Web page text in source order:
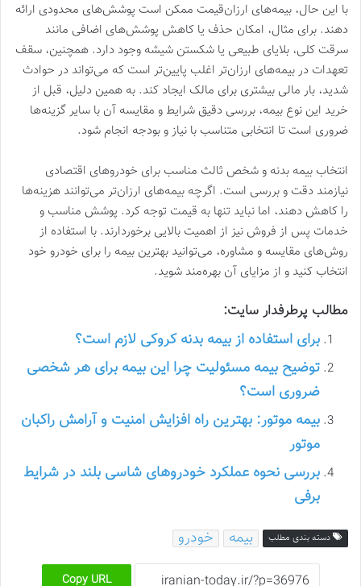
با این حال، بیمه‌های ارزان‌قیمت ممکن است پوشش‌های محدودی ارائه
دهند. برای مثال، امکان حذف یا کاهش پوشش‌های اضافی مانند
سرقت کلی، بلایای طبیعی یا شکستن شیشه وجود دارد. همچنین، سقف
تعهدات در بیمه‌های ارزان‌تر اغلب پایین‌تر است که می‌تواند در حوادث
شدید، بار مالی بیشتری برای مالک ایجاد کند. به همین دلیل، قبل از
خرید این نوع بیمه، بررسی دقیق شرایط و مقایسه آن با سایر گزینه‌ها
ضروری است تا انتخابی متناسب با نیاز و بودجه انجام شود.
انتخاب بیمه بدنه و شخص ثالث مناسب برای خودروهای اقتصادی
نیازمند دقت و بررسی است. اگرچه بیمه‌های ارزان‌تر می‌توانند هزینه‌ها
را کاهش دهند، اما نباید تنها به قیمت توجه کرد. پوشش مناسب و
خدمات پس از فروش نیز از اهمیت بالایی برخوردارند. با استفاده از
روش‌های مقایسه و مشاوره، می‌توانید بهترین بیمه را برای خودرو خود
انتخاب کنید و از مزایای آن بهره‌مند شوید.
مطالب پرطرفدار سایت:
برای استفاده از بیمه بدنه کروکی لازم است؟
توضیح بیمه مسئولیت چرا این بیمه برای هر شخصی
ضروری است؟
بیمه موتور: بهترین راه افزایش امنیت و آرامش راکبان
موتور
بررسی نحوه عملکرد خودروهای شاسی بلند در شرایط
برفی
دسته بندی مطلب بیمه‌ خودرو
Copy URL